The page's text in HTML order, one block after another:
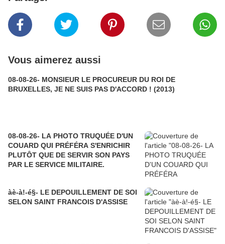
Vous aimerez aussi
08-08-26- MONSIEUR LE PROCUREUR DU ROI DE
BRUXELLES, JE NE SUIS PAS D'ACCORD ! (2013)
08-08-26- LA PHOTO TRUQUÉE D'UN
COUARD QUI PRÉFÉRA S'ENRICHIR
PLUTÔT QUE DE SERVIR SON PAYS
PAR LE SERVICE MILITAIRE.
àè-à!-é§- LE DEPOUILLEMENT DE SOI
SELON SAINT FRANCOIS D'ASSISE